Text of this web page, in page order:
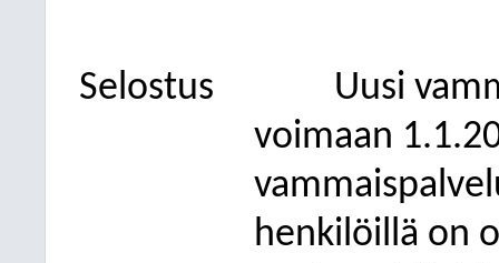
Selostus
Uusi
voimaan
henkilöillä on